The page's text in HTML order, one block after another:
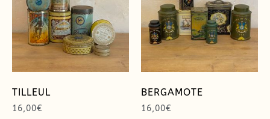
TILLEUL
16,00€
BERGAMOTE
16,00€